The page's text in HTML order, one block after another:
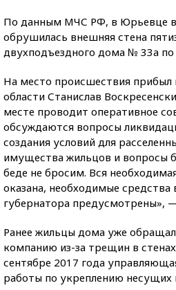
По данным МЧС РФ, в Юрьевце в
обрушилась внешняя стена
двухподъездного дома № 33а
На место происшествия прибыл
области Станислав
месте проводит оперативное
обсуждаются вопросы
создания условий для
имущества жильцов и вопросы
беде не бросим. Вся
оказана, необходимые
губернатора предусмотрены», —
Ранее жильцы дома уже
компанию из-за трещин в
сентябре 2017 года
работы по укреплению несущих